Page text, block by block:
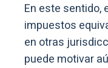
En este sentido,
impuestos
en otras
puede motivar